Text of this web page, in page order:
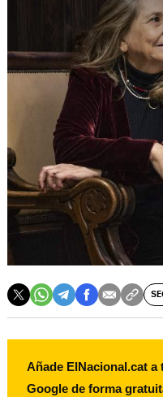
Añade ElNacional.cat
Google de forma